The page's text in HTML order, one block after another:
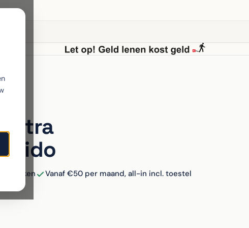
Ultra
Vanaf €50 per maand, all-in incl. toestel